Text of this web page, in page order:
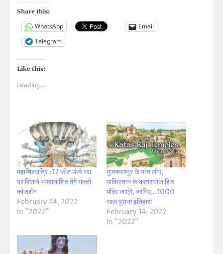
Share this:
WhatsApp
Email
Telegram
Like this:
Loading...
महाशिवरात्रि :12 फीट ऊंचे रथ
पर विराजे भगवान शिव देंगे भक्तों
को दर्शन
February 24, 2022
In "2022"
मुजफ्फरपुर के पांच लोग,
पाकिस्तान के कटासराज शिव
मंदिर जाएंगे, जानिए…1000
साल पुराना इतिहास
February 14, 2022
In "2022"